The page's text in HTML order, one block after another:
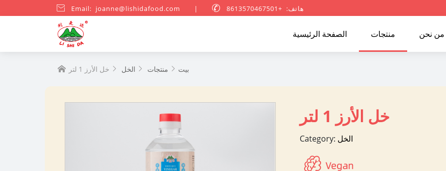
 Email: joanne@lishidafood.com |  هاتف: +8613570467501
الصفحة الرئيسية منتجات من نحن
 بيت  منتجات  الخل  خل الأرز 1 لتر
خل الأرز 1 لتر
Category: الخل